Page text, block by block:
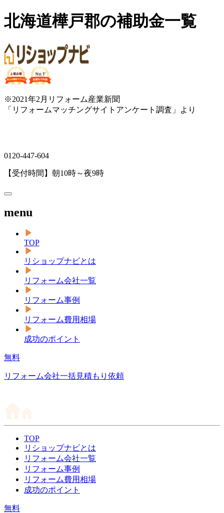
北海道樺戸郡の補助金一覧
※2021年2月リフォーム産業新聞
「リフォームマッチングサイトアンケート調査」より
0120-447-604
【受付時間】朝10時～夜9時
menu
TOP
リショップナビとは
リフォーム会社一覧
リフォーム事例
リフォーム費用相場
成功のポイント
無料
リフォーム会社一括見積もり依頼
TOP
リショップナビとは
リフォーム会社一覧
リフォーム事例
リフォーム費用相場
成功のポイント
無料